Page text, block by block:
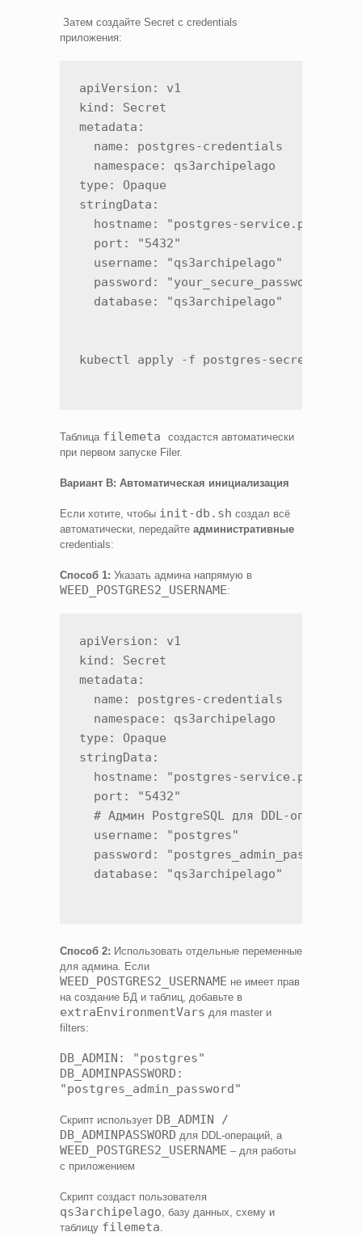
Затем создайте Secret с credentials
приложения:
apiVersion: v1
kind: Secret
metadata:
  name: postgres-credentials
  namespace: qs3archipelago
type: Opaque
stringData:
hostname: "postgres-
  port: "5432"
  username: "qs3archipelago"
  password: "your_secure_password"
  database: "qs3archipelago"
kubectl apply -f postgres-secret.yaml
Таблица filemeta создастся автоматически
при первом запуске Filer.
Вариант B: Автоматическая инициализация
Если хотите, чтобы init-db.sh создал всё
автоматически, передайте административные
credentials:
Способ 1: Указать админа напрямую в
WEED_POSTGRES2_USERNAME:
apiVersion: v1
kind: Secret
metadata:
  name: postgres-credentials
  namespace: qs3archipelago
type: Opaque
stringData:
hostname: "postgres-
  port: "5432"
# Админ PostgreSQL для DDL-операций
  username: "postgres"
  password: "postgres_admin_password"
  database: "qs3archipelago"
Способ 2: Использовать отдельные переменные
для админа. Если
WEED_POSTGRES2_USERNAME не имеет прав
на создание БД и таблиц, добавьте в
extraEnvironmentVars для master и
filters:
DB_ADMIN: "postgres"
DB_ADMINPASSWORD:
"postgres_admin_password"
Скрипт использует DB_ADMIN /
DB_ADMINPASSWORD для DDL-операций, а
WEED_POSTGRES2_USERNAME – для работы
с приложением
Скрипт создаст пользователя
qs3archipelago, базу данных, схему и
таблицу filemeta.